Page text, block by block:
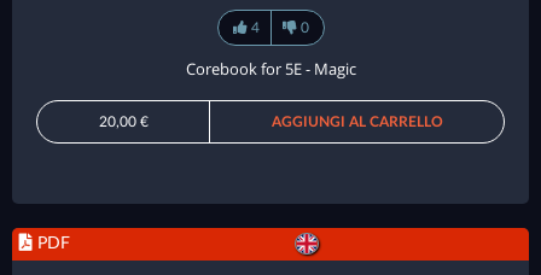
4 0
Corebook for 5E - Magic
20,00 € AGGIUNGI AL CARRELLO
PDF